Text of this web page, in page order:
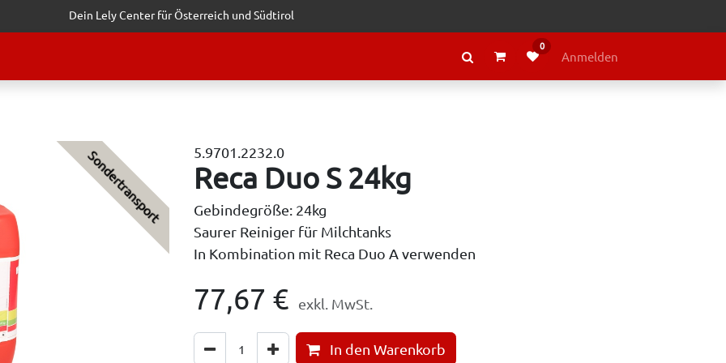
Dein Lely Center für Österreich und Südtirol
ÜBER LELY
0
Anmelden
Sondertransport 5.9701.2232.0
Reca Duo S 24kg
Gebindegröße: 24kg
Saurer Reiniger für Milchtanks
In Kombination mit Reca Duo A verwenden
77,67 € exkl. MwSt.
In den Warenkorb